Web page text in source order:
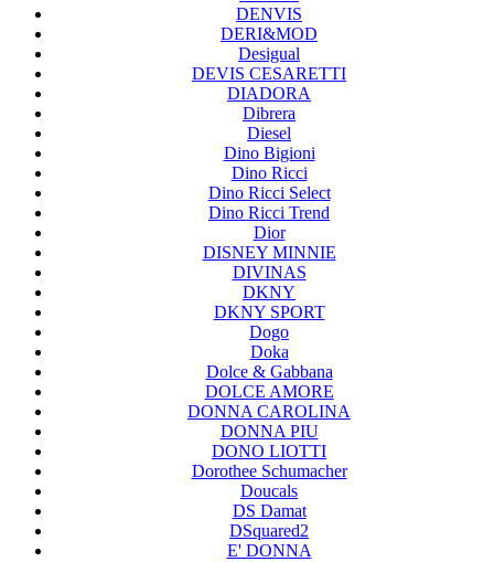
DENVIS
DERI&MOD
Desigual
DEVIS CESARETTI
DIADORA
Dibrera
Diesel
Dino Bigioni
Dino Ricci
Dino Ricci Select
Dino Ricci Trend
Dior
DISNEY MINNIE
DIVINAS
DKNY
DKNY SPORT
Dogo
Doka
Dolce & Gabbana
DOLCE AMORE
DONNA CAROLINA
DONNA PIU
DONO LIOTTI
Dorothee Schumacher
Doucals
DS Damat
DSquared2
E' DONNA